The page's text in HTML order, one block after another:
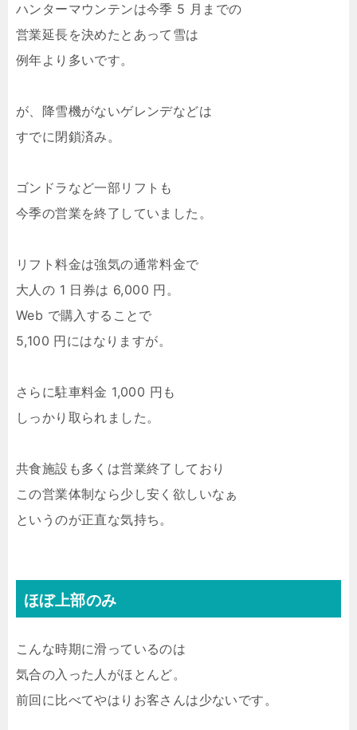
ハンターマウンテンは今季 5 月までの
営業延長を決めたとあって雪は
例年より多いです。
が、降雪機がないゲレンデなどは
すでに閉鎖済み。
ゴンドラなど一部リフトも
今季の営業を終了していました。
リフト料金は強気の通常料金で
大人の 1 日券は 6,000 円。
Web で購入することで
5,100 円にはなりますが。
さらに駐車料金 1,000 円も
しっかり取られました。
共食施設も多くは営業終了しており
この営業体制なら少し安く欲しいなぁ
というのが正直な気持ち。
ほぼ上部のみ
こんな時期に滑っているのは
気合の入った人がほとんど。
前回に比べてやはりお客さんは少ないです。